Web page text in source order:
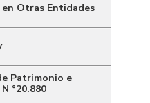
Otras Entidades
Patrimonio e
°20.880